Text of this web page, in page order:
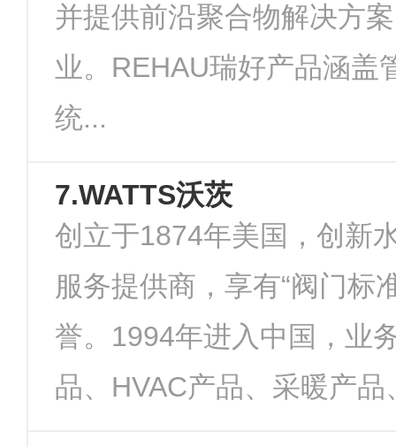
并提供前沿聚合物解决方
业。REHAU瑞好产品涵盖
统...
7.WATTS沃茨
创立于1874年美国，创新
服务提供商，享有“阀门标
誉。1994年进入中国，业
品、HVAC产品、采暖产